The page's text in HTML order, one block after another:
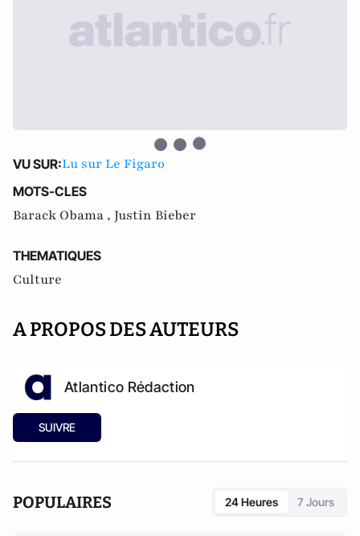
VU SUR:Lu sur Le Figaro
MOTS-CLES
Barack Obama , Justin Bieber
THEMATIQUES
Culture
A PROPOS DES AUTEURS
Atlantico Rédaction
SUIVRE
POPULAIRES 24 Heures 7 Jours